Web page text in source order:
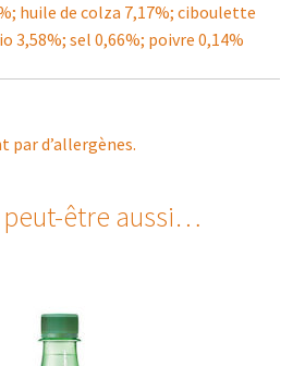
huile de colza 7,17%; ciboulette
3,58%; sel 0,66%; poivre 0,14%
par d’allergènes.
peut-être aussi…